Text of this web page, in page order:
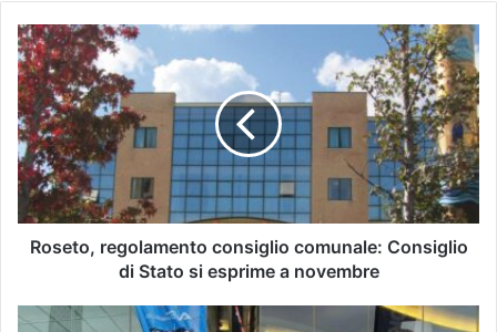
Roseto, regolamento consiglio comunale: Consiglio
di Stato si esprime a novembre